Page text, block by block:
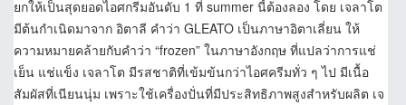
ยกให้เป็นสุดยอดไอศกรีมอันดับ 1 ที่ summer นี้ต้องลอง โดย เจลาโต
มีต้นกำเนิดมาจาก อิตาลี คำว่า GLEATO เป็นภาษาอิตาเลี่ยน ให้
ความหมายคล้ายกับคำว่า “frozen” ในภาษาอังกฤษ ที่แปลว่าการแช่
เย็น แช่แข็ง เจลาโต มีรสชาติที่เข้มข้นกว่าไอศครีมทั่ว ๆ ไป มีเนื้อ
สัมผัสที่เนียนนุ่ม เพราะใช้เครื่องปั่นที่มีประสิทธิภาพสูงสำหรับผลิต เจ